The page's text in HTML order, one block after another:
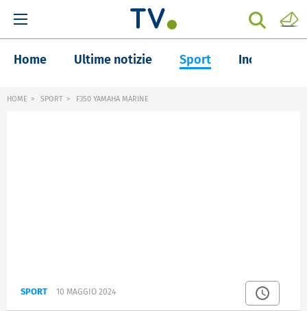
Home Ultime notizie Sport Inchieste
HOME SPORT F350 YAMAHA MARINE
SPORT 10 MAGGIO 2024